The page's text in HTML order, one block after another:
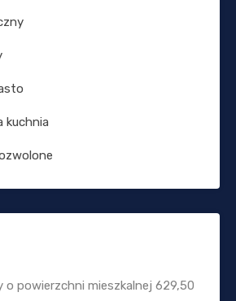
kuchnia
o powierzchni mieszkalnej 629,50